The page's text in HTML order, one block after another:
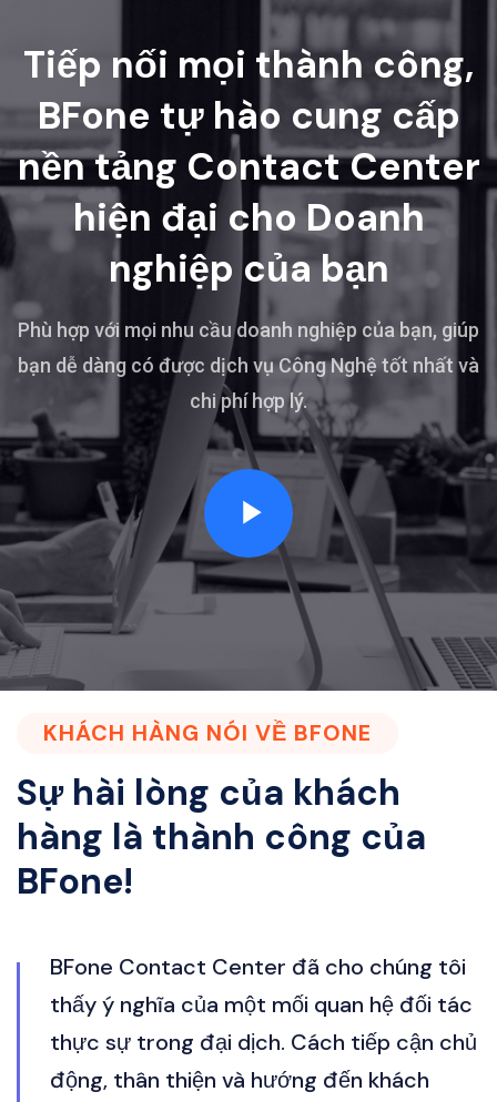
Tiếp nối mọi thành công,
BFone tự hào cung cấp
nền tảng Contact Center
hiện đại cho Doanh
nghiệp của bạn
Phù hợp với mọi nhu cầu doanh nghiệp của bạn, giúp
bạn dễ dàng có được dịch vụ Công Nghệ tốt nhất và
chi phí hợp lý.
KHÁCH HÀNG NÓI VỀ BFONE
Sự hài lòng của khách
hàng là thành công của
BFone!
BFone Contact Center đã cho chúng tôi
thấy ý nghĩa của một mối quan hệ đối tác
thực sự trong đại dịch. Cách tiếp cận chủ
động, thân thiện và hướng đến khách